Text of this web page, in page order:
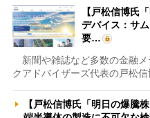
【戸松信博氏
デバイス：サ
要…
新聞や雑誌など多数の金融
クアドバイザーズ代表の戸松
【戸松信博氏「明日の爆騰